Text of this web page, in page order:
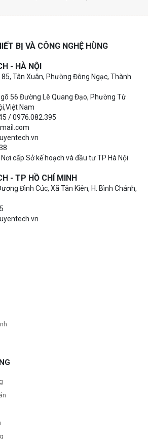
BỊ VÀ CÔNG NGHỆ HÙNG
- HÀ NỘI
Tân Xuân, Phường Đông Ngạc, Thành
56 Đường Lê Quang Đạo, Phường Từ
Nam
/ 0976.082.395
cấp Sở kế hoạch và đầu tư TP Hà Nội
- TP HỒ CHÍ MINH
Đình Cúc, Xã Tân Kiên, H. Bình Chánh,